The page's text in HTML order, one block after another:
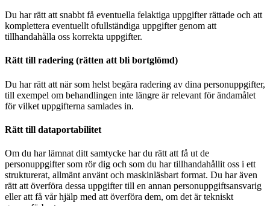
Du har rätt att snabbt få eventuella felaktiga uppgifter rättade och att
komplettera eventuellt ofullständiga uppgifter genom att
tillhandahålla oss korrekta uppgifter.
Rätt till radering (rätten att bli bortglömd)
Du har rätt att när som helst begära radering av dina personuppgifter,
till exempel om behandlingen inte längre är relevant för ändamålet
för vilket uppgifterna samlades in.
Rätt till dataportabilitet
Om du har lämnat ditt samtycke har du rätt att få ut de
personuppgifter som rör dig och som du har tillhandahållit oss i ett
strukturerat, allmänt använt och maskinläsbart format. Du har även
rätt att överföra dessa uppgifter till en annan personuppgiftsansvarig
eller att få vår hjälp med att överföra dem, om det är tekniskt